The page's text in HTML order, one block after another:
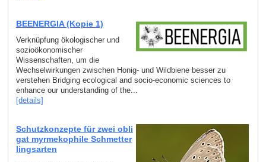
BEENERGIA (Kopie 1)
Verknüpfung ökologischer und
sozioökonomischer
Wissenschaften, um die
Wechselwirkungen zwischen Honig- und Wildbiene besser zu
verstehen Bridging ecological and socio-economic sciences to
enhance our understanding of the...
[details]
Schutzkonzepte für zwei obli
gat myrmekophile Schmetter
lingsarten